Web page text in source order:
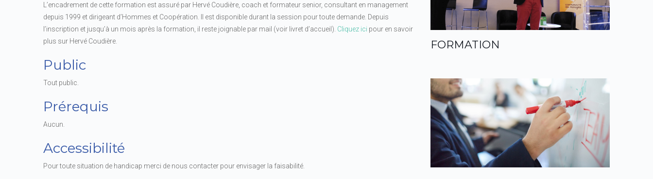
L’encadrement de cette formation est assuré par Hervé Coudière, coach et formateur senior, consultant en management
depuis 1999 et dirigeant d’Hommes et Coopération. Il est disponible durant la session pour toute demande. Depuis
l’inscription et jusqu’à un mois après la formation, il reste joignable par mail (voir livret d’accueil). Cliquez ici pour en savoir
plus sur Hervé Coudière.
Public
Tout public.
Prérequis
Aucun.
Accessibilité
Pour toute situation de handicap merci de nous contacter pour envisager la faisabilité.
FORMATION